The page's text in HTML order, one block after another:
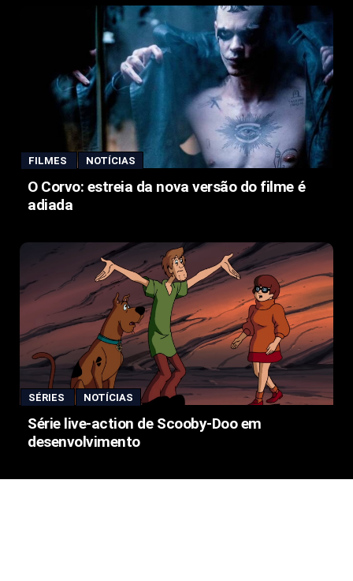
FILMES NOTÍCIAS
O Corvo: estreia da nova versão do filme é
adiada
SÉRIES NOTÍCIAS
Série live-action de Scooby-Doo em
desenvolvimento